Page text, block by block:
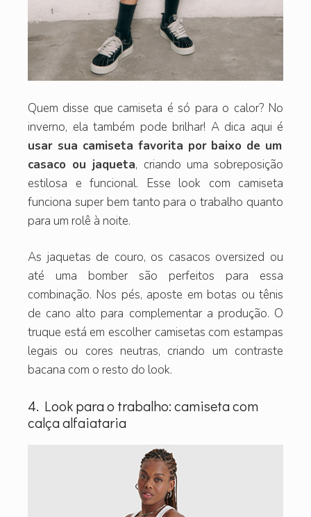
Quem disse que camiseta é só para o calor? No
inverno, ela também pode brilhar! A dica aqui é
usar sua camiseta favorita por baixo de um
casaco ou jaqueta, criando uma sobreposição
estilosa e funcional. Esse look com camiseta
funciona super bem tanto para o trabalho quanto
para um rolê à noite.
As jaquetas de couro, os casacos oversized ou
até uma bomber são perfeitos para essa
combinação. Nos pés, aposte em botas ou tênis
de cano alto para complementar a produção. O
truque está em escolher camisetas com estampas
legais ou cores neutras, criando um contraste
bacana com o resto do look.
4. Look para o trabalho: camiseta com
calça alfaiataria